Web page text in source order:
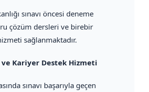
sınavı öncesi deneme
çözüm dersleri ve birebir
sağlanmaktadır.
Kariyer Destek Hizmeti
sınavı başarıyla geçen